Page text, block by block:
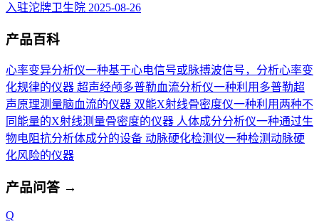
入驻沱牌卫生院 2025-08-26
产品百科
心率变异分析仪一种基于心电信号或脉搏波信号，分析心率变
化规律的仪器 超声经颅多普勒血流分析仪一种利用多普勒超
声原理测量脑血流的仪器 双能X射线骨密度仪一种利用两种不
同能量的X射线测量骨密度的仪器 人体成分分析仪一种通过生
物电阻抗分析体成分的设备 动脉硬化检测仪一种检测动脉硬
化风险的仪器
产品问答 →
Q